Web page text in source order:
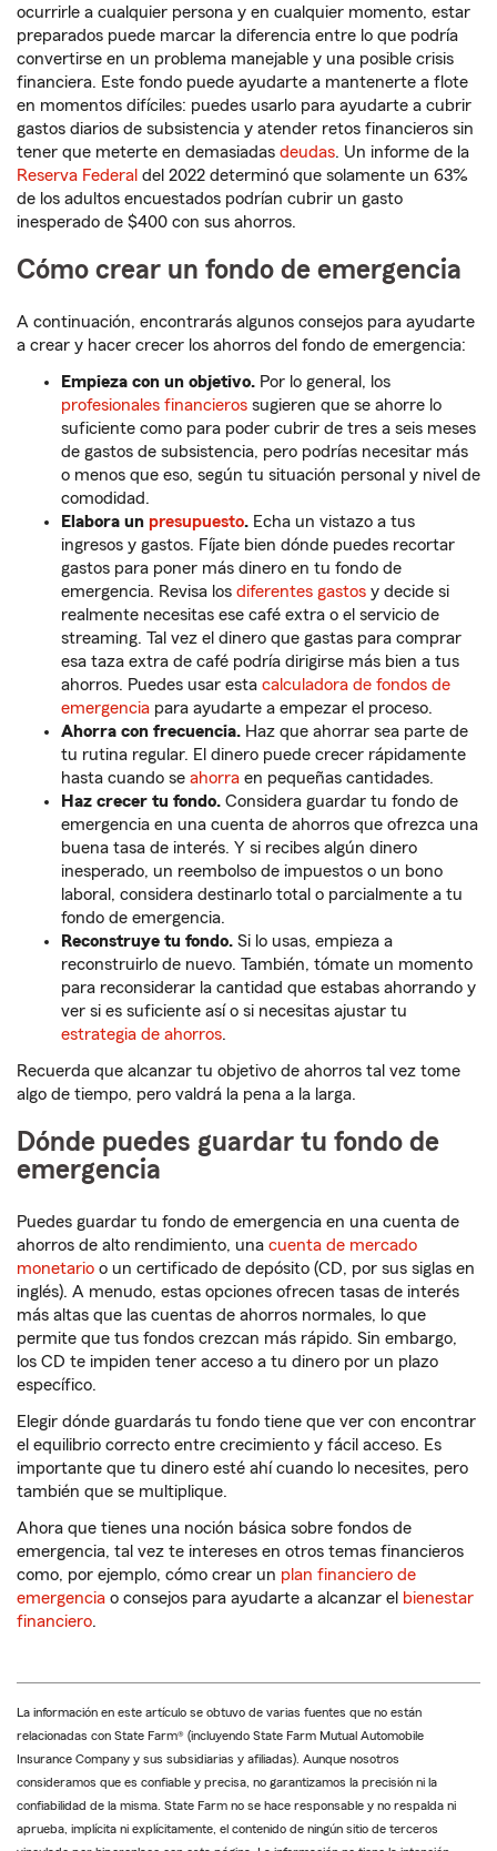
ocurrirle a cualquier persona y en cualquier momento, estar
preparados puede marcar la diferencia entre lo que podría
convertirse en un problema manejable y una posible crisis
financiera. Este fondo puede ayudarte a mantenerte a flote
en momentos difíciles: puedes usarlo para ayudarte a cubrir
gastos diarios de subsistencia y atender retos financieros sin
tener que meterte en demasiadas deudas. Un informe de la
Reserva Federal del 2022 determinó que solamente un 63%
de los adultos encuestados podrían cubrir un gasto
inesperado de $400 con sus ahorros.
Cómo crear un fondo de emergencia
A continuación, encontrarás algunos consejos para ayudarte
a crear y hacer crecer los ahorros del fondo de emergencia:
Empieza con un objetivo. Por lo general, los
profesionales financieros sugieren que se ahorre lo
suficiente como para poder cubrir de tres a seis meses
de gastos de subsistencia, pero podrías necesitar más
o menos que eso, según tu situación personal y nivel de
comodidad.
Elabora un presupuesto. Echa un vistazo a tus
ingresos y gastos. Fíjate bien dónde puedes recortar
gastos para poner más dinero en tu fondo de
emergencia. Revisa los diferentes gastos y decide si
realmente necesitas ese café extra o el servicio de
streaming. Tal vez el dinero que gastas para comprar
esa taza extra de café podría dirigirse más bien a tus
ahorros. Puedes usar esta calculadora de fondos de
emergencia para ayudarte a empezar el proceso.
Ahorra con frecuencia. Haz que ahorrar sea parte de
tu rutina regular. El dinero puede crecer rápidamente
hasta cuando se ahorra en pequeñas cantidades.
Haz crecer tu fondo. Considera guardar tu fondo de
emergencia en una cuenta de ahorros que ofrezca una
buena tasa de interés. Y si recibes algún dinero
inesperado, un reembolso de impuestos o un bono
laboral, considera destinarlo total o parcialmente a tu
fondo de emergencia.
Reconstruye tu fondo. Si lo usas, empieza a
reconstruirlo de nuevo. También, tómate un momento
para reconsiderar la cantidad que estabas ahorrando y
ver si es suficiente así o si necesitas ajustar tu
estrategia de ahorros.
Recuerda que alcanzar tu objetivo de ahorros tal vez tome
algo de tiempo, pero valdrá la pena a la larga.
Dónde puedes guardar tu fondo de
emergencia
Puedes guardar tu fondo de emergencia en una cuenta de
ahorros de alto rendimiento, una cuenta de mercado
monetario o un certificado de depósito (CD, por sus siglas en
inglés). A menudo, estas opciones ofrecen tasas de interés
más altas que las cuentas de ahorros normales, lo que
permite que tus fondos crezcan más rápido. Sin embargo,
los CD te impiden tener acceso a tu dinero por un plazo
específico.
Elegir dónde guardarás tu fondo tiene que ver con encontrar
el equilibrio correcto entre crecimiento y fácil acceso. Es
importante que tu dinero esté ahí cuando lo necesites, pero
también que se multiplique.
Ahora que tienes una noción básica sobre fondos de
emergencia, tal vez te intereses en otros temas financieros
como, por ejemplo, cómo crear un plan financiero de
emergencia o consejos para ayudarte a alcanzar el bienestar
financiero.
La información en este artículo se obtuvo de varias fuentes que no están
relacionadas con State Farm® (incluyendo State Farm Mutual Automobile
Insurance Company y sus subsidiarias y afiliadas). Aunque nosotros
consideramos que es confiable y precisa, no garantizamos la precisión ni la
confiabilidad de la misma. State Farm no se hace responsable y no respalda ni
aprueba, implícita ni explícitamente, el contenido de ningún sitio de terceros